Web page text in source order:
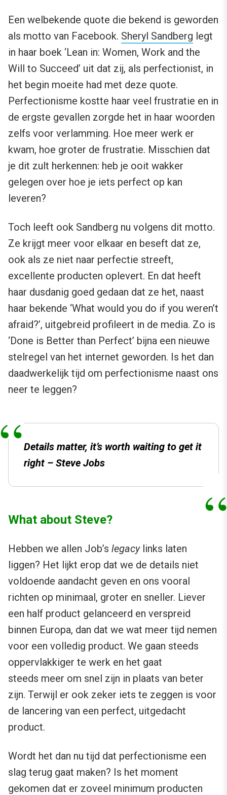
Een welbekende quote die bekend is geworden
als motto van Facebook. Sheryl Sandberg legt
in haar boek ‘Lean in: Women, Work and the
Will to Succeed’ uit dat zij, als perfectionist, in
het begin moeite had met deze quote.
Perfectionisme kostte haar veel frustratie en in
de ergste gevallen zorgde het in haar woorden
zelfs voor verlamming. Hoe meer werk er
kwam, hoe groter de frustratie. Misschien dat
je dit zult herkennen: heb je ooit wakker
gelegen over hoe je iets perfect op kan
leveren?
Toch leeft ook Sandberg nu volgens dit motto.
Ze krijgt meer voor elkaar en beseft dat ze,
ook als ze niet naar perfectie streeft,
excellente producten oplevert. En dat heeft
haar dusdanig goed gedaan dat ze het, naast
haar bekende ‘What would you do if you weren’t
afraid?’, uitgebreid profileert in de media. Zo is
‘Done is Better than Perfect’ bijna een nieuwe
stelregel van het internet geworden. Is het dan
daadwerkelijk tijd om perfectionisme naast ons
neer te leggen?
Details matter, it’s worth waiting to get it
right – Steve Jobs
What about Steve?
Hebben we allen Job’s legacylinks laten
liggen? Het lijkt erop dat we de details niet
voldoende aandacht geven en ons vooral
richten op minimaal, groter en sneller. Liever
een half product gelanceerd en verspreid
binnen Europa, dan dat we wat meer tijd nemen
voor een volledig product. We gaan steeds
oppervlakkiger te werk en het gaat
steeds meer om snel zijn in plaats van beter
zijn. Terwijl er ook zeker iets te zeggen is voor
de lancering van een perfect, uitgedacht
product.
Wordt het dan nu tijd dat perfectionisme een
slag terug gaat maken? Is het moment
gekomen dat er zoveel minimum producten